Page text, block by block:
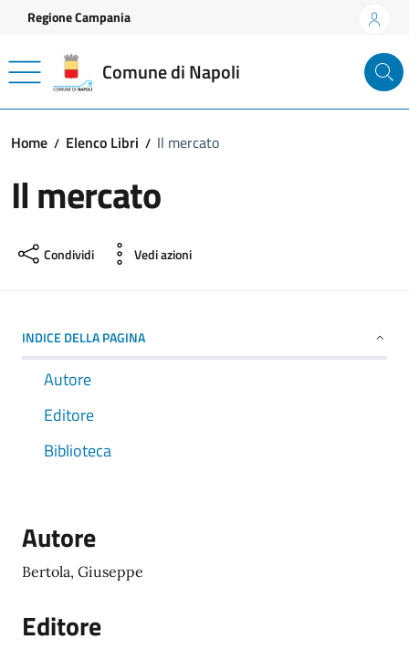
Vai ai contenuti
Vai al footer
Regione Campania
Comune di Napoli
Home Elenco Libri Il mercato
Il mercato
Condividi Vedi azioni
INDICE DELLA PAGINA
Autore
Editore
Biblioteca
Autore
Bertola, Giuseppe
Editore